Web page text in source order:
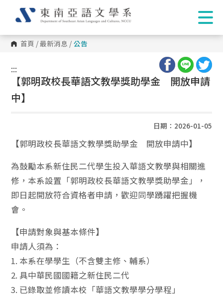
首頁 /最新消息 / 公告
:::
【郭明政校長華語文教學獎助學金 開放申請
中】
日期：2026-01-05
【郭明政校長華語文教學獎助學金 開放申請中】
為鼓勵本系新住民二代學生投入華語文教學與相關進
修，本系設置「郭明政校長華語文教學獎助學金」，
即日起開放符合資格者申請，歡迎同學踴躍把握機
會。
【申請對象與基本條件】
申請人須為：
1. 本系在學學生（不含雙主修、輔系）
2. 具中華民國國籍之新住民二代
3. 已錄取並修讀本校「華語文教學學分學程」